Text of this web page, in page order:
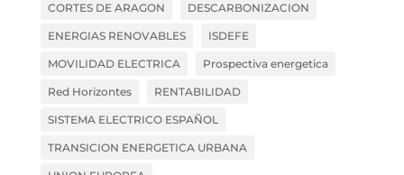
CORTES DE ARAGON DESCARBONIZACION
ENERGIAS RENOVABLES ISDEFE
MOVILIDAD ELECTRICA Prospectiva energetica
Red Horizontes RENTABILIDAD
SISTEMA ELECTRICO ESPAÑOL
TRANSICION ENERGETICA URBANA